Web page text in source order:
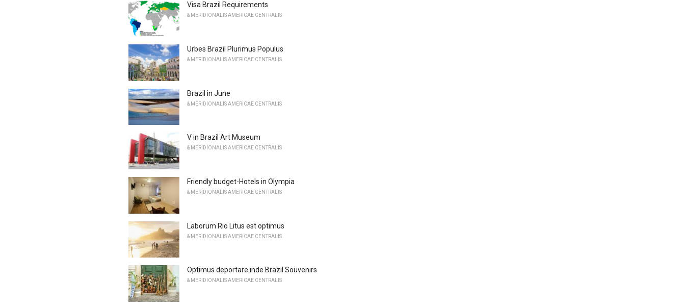
Visa Brazil Requirements
& MERIDIONALIS AMERICAE CENTRALIS
Urbes Brazil Plurimus Populus
& MERIDIONALIS AMERICAE CENTRALIS
Brazil in June
& MERIDIONALIS AMERICAE CENTRALIS
V in Brazil Art Museum
& MERIDIONALIS AMERICAE CENTRALIS
Friendly budget-Hotels in Olympia
& MERIDIONALIS AMERICAE CENTRALIS
Laborum Rio Litus est optimus
& MERIDIONALIS AMERICAE CENTRALIS
Optimus deportare inde Brazil Souvenirs
& MERIDIONALIS AMERICAE CENTRALIS